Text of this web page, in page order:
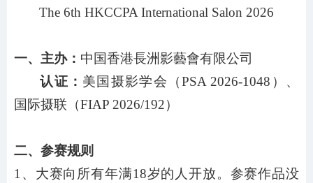
The 6th HKCCPA International Salon 2026
一、主办： 中国香港長洲影藝會有限公司
认证： 美国摄影学会（PSA 2026-1048）、
国际摄联（FIAP 2026/192）
二、参赛规则
1、大赛向所有年满18岁的人开放。参赛作品没